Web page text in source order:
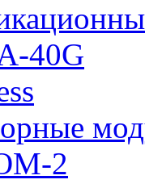
40G
2